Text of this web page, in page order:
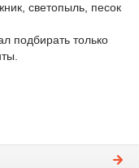
светопыль, песок
подбирать только